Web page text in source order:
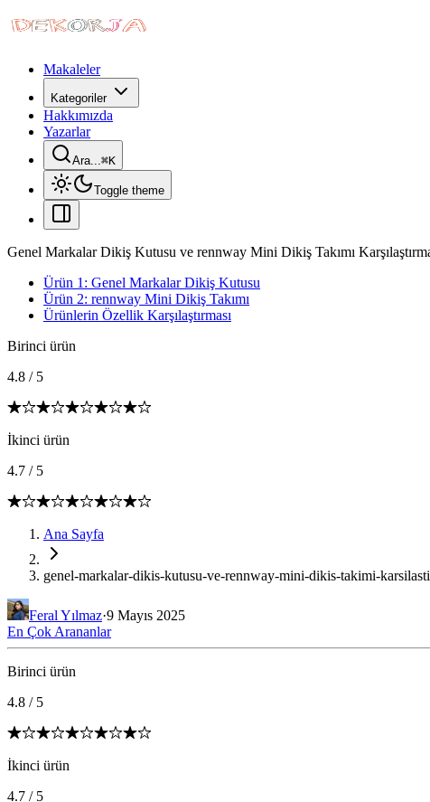
Makaleler
Kategoriler
Hakkımızda
Yazarlar
Ara...⌘K
Toggle theme
Genel Markalar Dikiş Kutusu ve rennway Mini Dikiş Takımı
Ürün 1: Genel Markalar Dikiş Kutusu
Ürün 2: rennway Mini Dikiş Takımı
Ürünlerin Özellik Karşılaştırması
Birinci ürün
4.8 / 5
İkinci ürün
4.7 / 5
Ana Sayfa
genel-markalar-dikis-kutusu-ve-rennway-mini-dikis-takimi-
Feral Yılmaz·9 Mayıs 2025
En Çok Arananlar
Birinci ürün
4.8 / 5
İkinci ürün
4.7 / 5